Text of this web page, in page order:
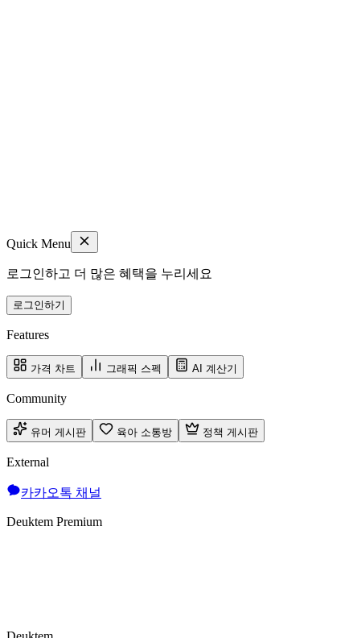
Quick Menu
로그인하고 더 많은 혜택을 누리세요
로그인하기
Features
가격 차트 그래픽 스펙 AI 계산기
Community
유머 게시판 육아 소통방 정책 게시판
External
카카오톡 채널
Deuktem Premium